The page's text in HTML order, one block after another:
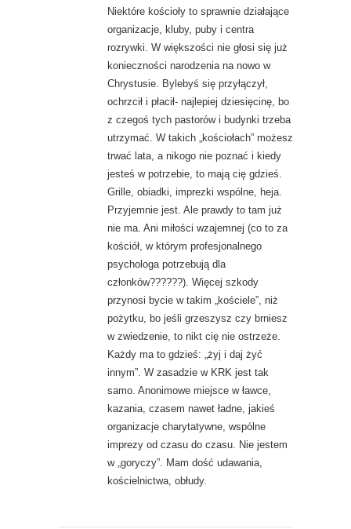
Niektóre kościoły to sprawnie działające
organizacje, kluby, puby i centra
rozrywki. W większości nie głosi się już
konieczności narodzenia na nowo w
Chrystusie. Bylebyś się przyłączył,
ochrzcił i płacił- najlepiej dziesięcinę, bo
z czegoś tych pastorów i budynki trzeba
utrzymać. W takich „kościołach” możesz
trwać lata, a nikogo nie poznać i kiedy
jesteś w potrzebie, to mają cię gdzieś.
Grille, obiadki, imprezki wspólne, heja.
Przyjemnie jest. Ale prawdy to tam już
nie ma. Ani miłości wzajemnej (co to za
kościół, w którym profesjonalnego
psychologa potrzebują dla
członków??????). Więcej szkody
przynosi bycie w takim „kościele”, niż
pożytku, bo jeśli grzeszysz czy brniesz
w zwiedzenie, to nikt cię nie ostrzeże.
Każdy ma to gdzieś: „żyj i daj żyć
innym”. W zasadzie w KRK jest tak
samo. Anonimowe miejsce w ławce,
kazania, czasem nawet ładne, jakieś
organizacje charytatywne, wspólne
imprezy od czasu do czasu. Nie jestem
w „goryczy”. Mam dość udawania,
kościelnictwa, obłudy.